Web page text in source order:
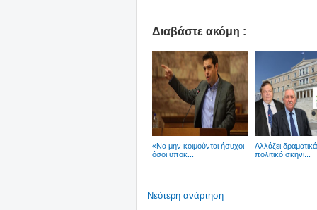
Διαβάστε ακόμη :
«Να μην κοιμούνται ήσυχοι
όσοι υποκ...
Αλλάζει
πολιτικό σκηνι...
Νεότερη ανάρτηση